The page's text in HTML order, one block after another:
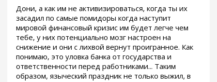
Дони, а как им не активизироваться, когда ты их
засадил по самые помидоры когда наступит
мировой финансовый кризис им будет легче чем
тебе, у них потенциально мозг настроен на
снижение и они с лихвой вернут проигранное. Как
понимаю, это уловка банка от государства и
ответственности перед работниками... Таким
образом, языческий праздник не только выжил, в